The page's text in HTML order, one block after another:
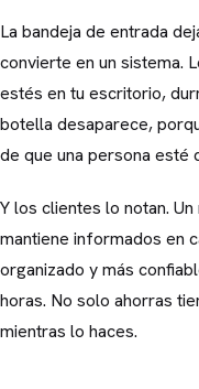
La bandeja de entrada
convierte en un sistema.
estés en tu escritorio,
botella desaparece,
de que una persona esté
Y los clientes lo notan.
mantiene informados en
organizado y más
horas. No solo ahorras
mientras lo haces.